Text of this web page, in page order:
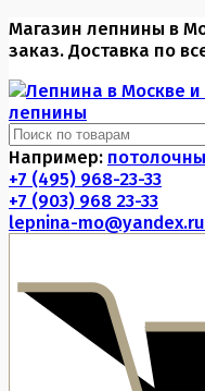
Магазин лепнины в
заказ. Доставка по
Например:
+7 (495) 968-23-33
+7 (903) 968 23-33
lepnina-mo@yandex.ru